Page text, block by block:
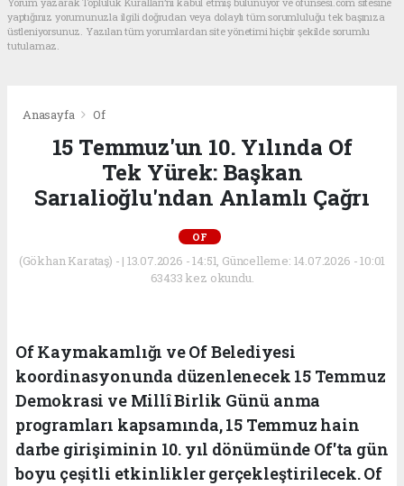
yaptığınız yorumunuzla ilgili doğrudan veya dolaylı tüm sorumluluğu tek başınıza
üstleniyorsunuz. Yazılan tüm yorumlardan site yönetimi hiçbir şekilde sorumlu
tutulamaz.
Anasayfa Of
15 Temmuz'un 10. Yılında Of
Tek Yürek: Başkan
Sarıalioğlu'ndan Anlamlı Çağrı
OF
(Gökhan Karataş) - | 13.07.2026 - 14:51, Güncelleme: 14.07.2026 - 10:01
63433 kez okundu.
Of Kaymakamlığı ve Of Belediyesi
koordinasyonunda düzenlenecek 15 Temmuz
Demokrasi ve Millî Birlik Günü anma
programları kapsamında, 15 Temmuz hain
darbe girişiminin 10. yıl dönümünde Of'ta gün
boyu çeşitli etkinlikler gerçekleştirilecek. Of